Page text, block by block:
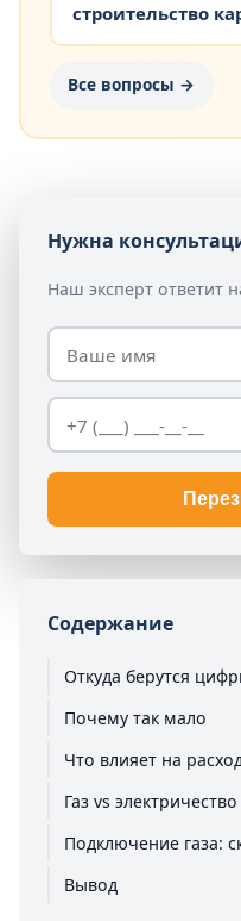
строительство
Все вопросы →
Нужна
Наш эксперт ответит
Содержание
Откуда берутся
Почему так мало
Что влияет на
Газ vs электричество
Подключение газа:
Вывод